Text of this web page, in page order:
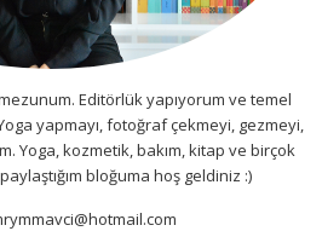
Editörlük yapıyorum ve temel
yapmayı, fotoğraf çekmeyi, gezmeyi,
Yoga, kozmetik, bakım, kitap ve birçok
bloğuma hoş geldiniz :)